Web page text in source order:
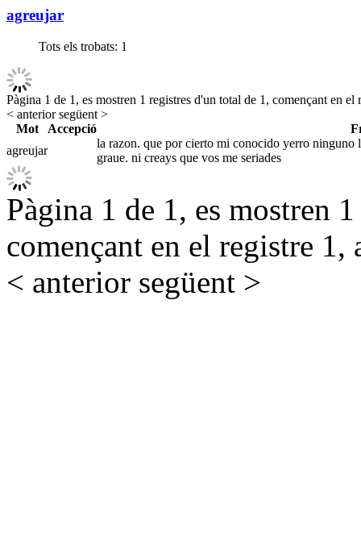
agreujar
Tots els trobats: 1
Pàgina 1 de 1, es mostren 1 registres d'un total de 1, començant en el
< anteriorsegüent >
Mot
Accepció
agreujar
la razon. que por cierto mi conocido yerro ninguno
graue. ni creays que vos me seriades
Pàgina 1 de 1, es mostren
començant en el registre 1,
< anterior següent >